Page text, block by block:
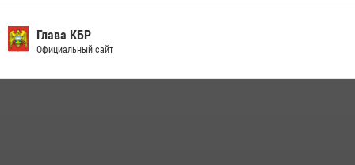
округе Росгвардии
09 июля 2026, 08:36
Глава КБР
Официальный сайт